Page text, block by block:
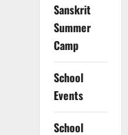
Sanskrit
Summer
Camp
School
Events
School